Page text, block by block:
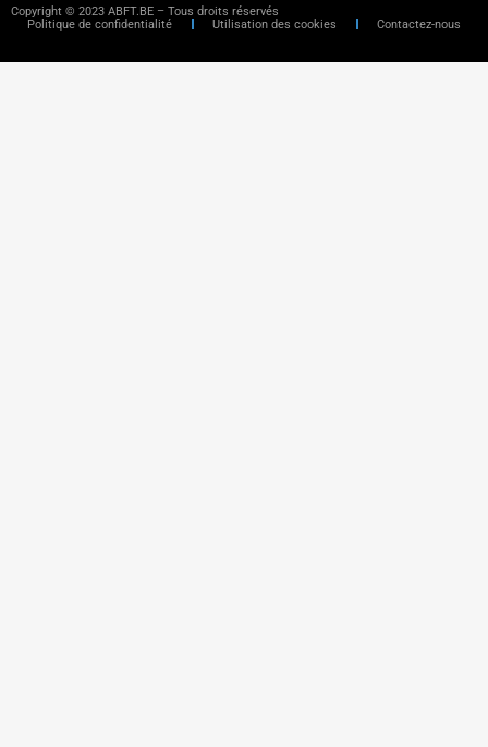
Copyright © 2023 ABFT.BE – Tous droits réservés
Politique de confidentialité
Utilisation des cookies Contactez-nous